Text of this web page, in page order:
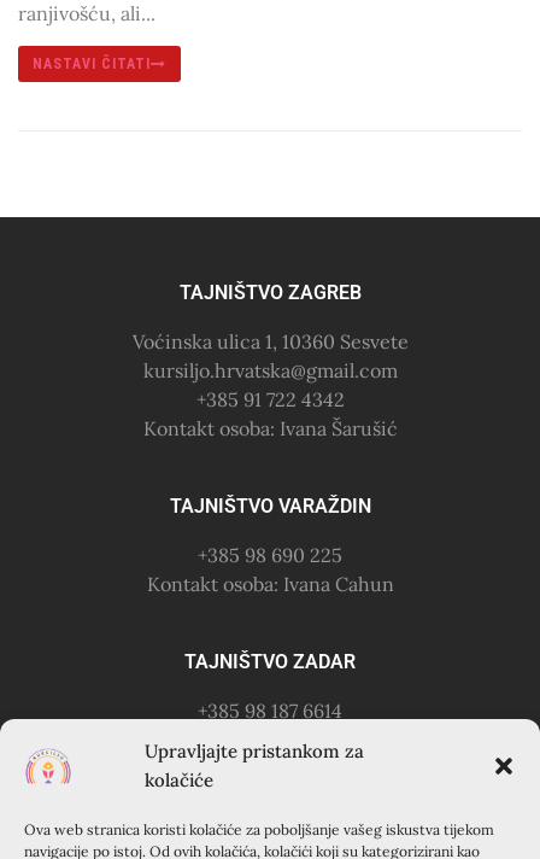
Upravljajte pristankom za
kolačiće
Ova web stranica koristi kolačiće za poboljšanje vašeg iskustva tijekom
navigacije po istoj. Od ovih kolačića, kolačići koji su kategorizirani kao
ranjivošću, ali...
NASTAVI ČITATI
TAJNIŠTVO ZAGREB
Voćinska ulica 1, 10360 Sesvete
kursiljo.hrvatska@gmail.com
+385 91 722 4342
Kontakt osoba: Ivana Šarušić
TAJNIŠTVO VARAŽDIN
+385 98 690 225
Kontakt osoba: Ivana Cahun
TAJNIŠTVO ZADAR
+385 98 187 6614
Kontakt osoba: Ružica Anušić
– zvati utorkom 18-21h
KURSILJO KRAPANJ